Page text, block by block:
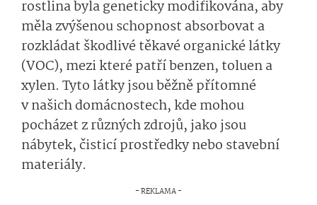
rostlina byla geneticky modifikována, aby
měla zvýšenou schopnost absorbovat a
rozkládat škodlivé těkavé organické látky
(VOC), mezi které patří benzen, toluen a
xylen. Tyto látky jsou běžně přítomné
v našich domácnostech, kde mohou
pocházet z různých zdrojů, jako jsou
nábytek, čisticí prostředky nebo stavební
materiály.